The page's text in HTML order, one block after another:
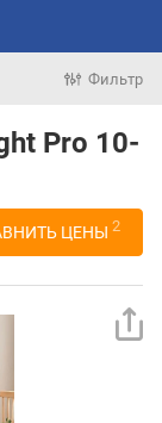
Фильтр
Pro 10-
ЦЕНЫ 2